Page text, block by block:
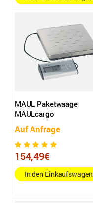
MAUL Paketwaage
MAULcargo
Auf Anfrage
154,49€
In den Einkaufswagen